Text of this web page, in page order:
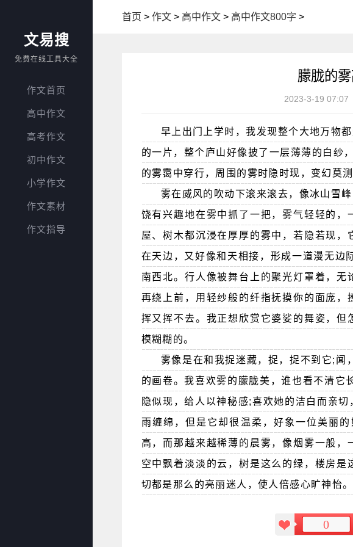
文易搜
免费在线工具大全
作文首页
高中作文
高考作文
初中作文
小学作文
作文素材
作文指导
首页 > 作文> 高中作文> 高中作文800字 >
朦胧的
2023-3-19 07:07
早上出门上学时，我发现整个大地万物
的一片，整个庐山好像披了一层薄薄的白纱
的雾霭中穿行，周围的雾时隐时现，变幻莫测
雾在威风的吹动下滚来滚去，像冰山雪
饶有兴趣地在雾中抓了一把，雾气轻轻的
屋、树木都沉浸在厚厚的雾中，若隐若现
在天边，又好像和天相接，形成一道漫无边
南西北。行人像被舞台上的聚光灯罩着，无
再绕上前，用轻纱般的纤指抚摸你的面庞
挥又挥不去。我正想欣赏它婆娑的舞姿，
模糊糊的。
雾像是在和我捉迷藏，捉，捉不到它;闻
的画卷。我喜欢雾的朦胧美，谁也看不清它
隐似现，给人以神秘感;喜欢她的洁白而亲
雨缠绵，但是它却很温柔，好象一位美丽
高，而那越来越稀薄的晨雾，像烟雾一般
空中飘着淡淡的云，树是这么的绿，楼房
切都是那么的亮丽迷人，使人倍感心旷神怡。
0